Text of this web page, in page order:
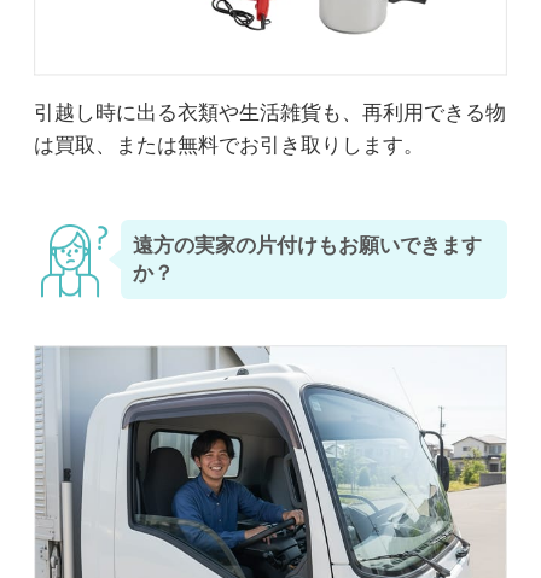
引越し時に出る衣類や生活雑貨も、再利用できる物
は買取、または無料でお引き取りします。
遠方の実家の片付けもお願いできます
か？